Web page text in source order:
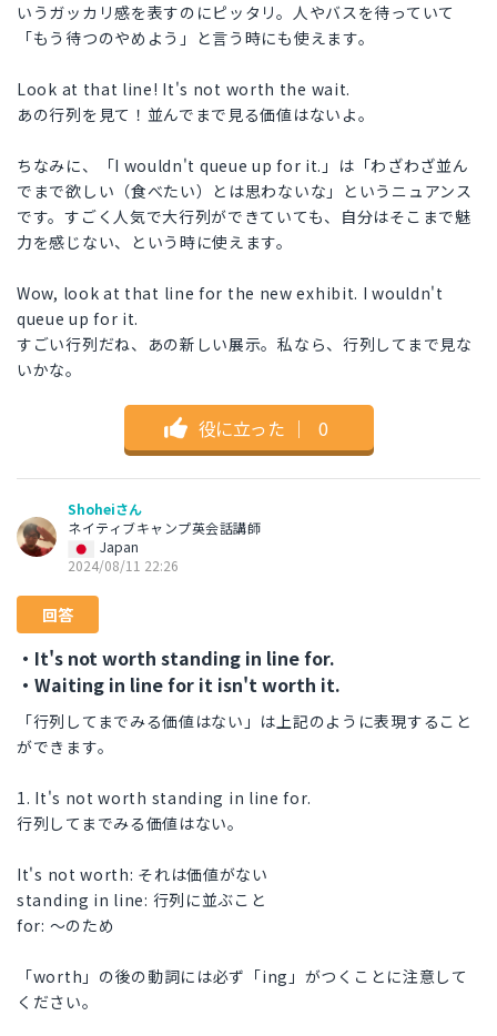
いうガッカリ感を表すのにピッタリ。人やバスを待っていて
「もう待つのやめよう」と言う時にも使えます。
Look at that line! It's not worth the wait.
あの行列を見て！並んでまで見る価値はないよ。
ちなみに、「I wouldn't queue up for it.」は「わざわざ並ん
でまで欲しい（食べたい）とは思わないな」というニュアンス
です。すごく人気で大行列ができていても、自分はそこまで魅
力を感じない、という時に使えます。
Wow, look at that line for the new exhibit. I wouldn't
queue up for it.
すごい行列だね、あの新しい展示。私なら、行列してまで見な
いかな。
役に立った ｜ 0
Shoheiさん
ネイティブキャンプ英会話講師
Japan
2024/08/11 22:26
回答
・It's not worth standing in line for.
・Waiting in line for it isn't worth it.
「行列してまでみる価値はない」は上記のように表現すること
ができます。
1. It's not worth standing in line for.
行列してまでみる価値はない。
It's not worth: それは価値がない
standing in line: 行列に並ぶこと
for: ～のため
「worth」の後の動詞には必ず「ing」がつくことに注意して
ください。